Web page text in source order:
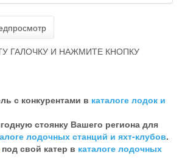
ГАЛОЧКУ И НАЖМИТЕ КНОПКУ
с конкурентами в каталоге лодок и
стоянку Вашего региона для
лодочных станций и яхт-клубов.
под свой катер в каталоге лодочных